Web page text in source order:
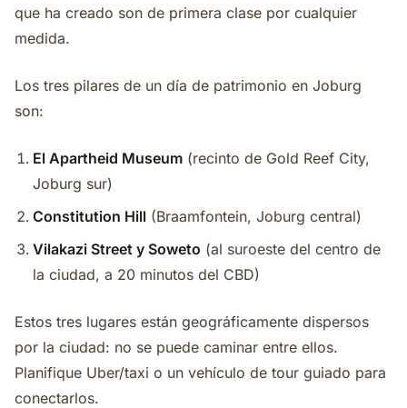
que ha creado son de primera clase por cualquier
medida.
Los tres pilares de un día de patrimonio en Joburg
son:
El Apartheid Museum (recinto de Gold Reef City,
Joburg sur)
Constitution Hill (Braamfontein, Joburg central)
Vilakazi Street y Soweto (al suroeste del centro de
la ciudad, a 20 minutos del CBD)
Estos tres lugares están geográficamente dispersos
por la ciudad: no se puede caminar entre ellos.
Planifique Uber/taxi o un vehículo de tour guiado para
conectarlos.